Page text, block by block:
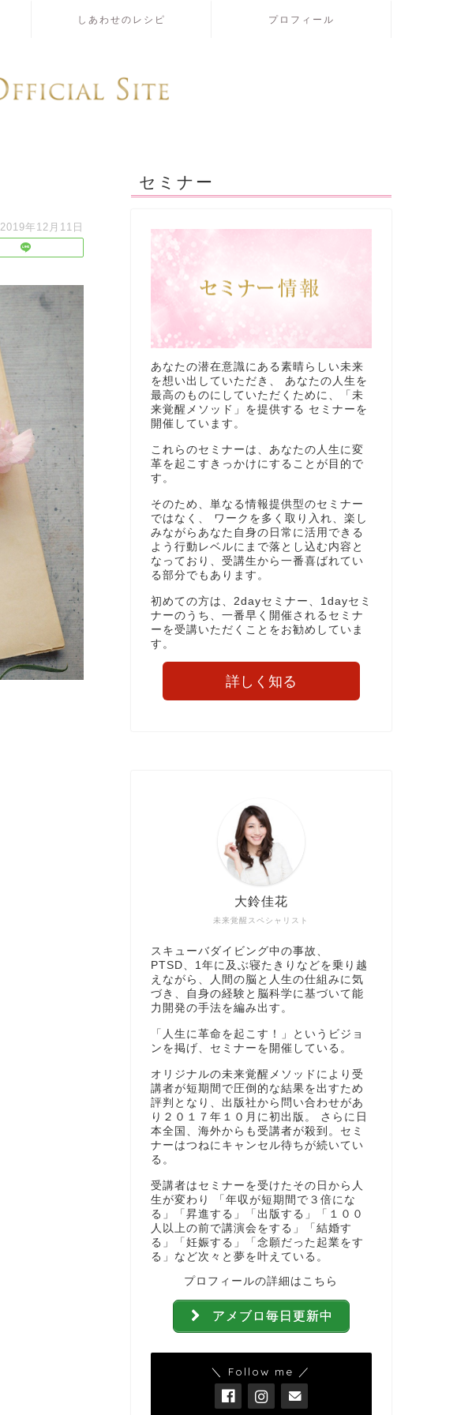
しあわせのレシピ プロフィール
2019年12月11日
セミナー
あなたの潜在意識にある素晴らしい未来
を想い出していただき、 あなたの人生を
最高のものにしていただくために、「未
来覚醒メソッド」を提供する セミナーを
開催しています。
これらのセミナーは、あなたの人生に変
革を起こすきっかけにすることが目的で
す。
そのため、単なる情報提供型のセミナー
ではなく、 ワークを多く取り入れ、楽し
みながらあなた自身の日常に活用できる
よう行動レベルにまで落とし込む内容と
なっており、受講生から一番喜ばれてい
る部分でもあります。
初めての方は、2dayセミナー、1dayセミ
ナーのうち、一番早く開催されるセミナ
ーを受講いただくことをお勧めしていま
す。
詳しく知る
未来覚醒スペシャリスト
大鈴佳花
スキューバダイビング中の事故、
PTSD、1年に及ぶ寝たきりなどを乗り越
えながら、人間の脳と人生の仕組みに気
づき、自身の経験と脳科学に基づいて能
力開発の手法を編み出す。
「人生に革命を起こす！」というビジョ
ンを掲げ、セミナーを開催している。
オリジナルの未来覚醒メソッドにより受
講者が短期間で圧倒的な結果を出すため
評判となり、出版社から問い合わせがあ
り２０１７年１０月に初出版。 さらに日
本全国、海外からも受講者が殺到。セミ
ナーはつねにキャンセル待ちが続いてい
る。
受講者はセミナーを受けたその日から人
生が変わり 「年収が短期間で３倍にな
る」「昇進する」「出版する」「１００
人以上の前で講演会をする」「結婚す
る」「妊娠する」「念願だった起業をす
る」など次々と夢を叶えている。
プロフィールの詳細はこちら
アメブロ毎日更新中
＼ Follow me ／